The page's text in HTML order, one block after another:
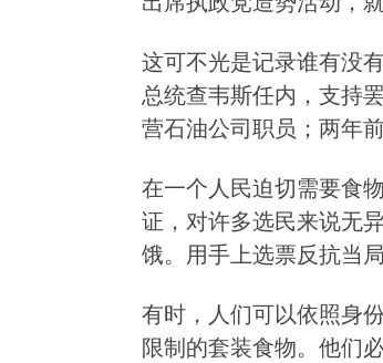
这可不光是记录谁有没
总统查韦斯任内，支持
营石油公司职员；两年
在一个人民迫切需要食
证，对许多选民来说无
饿。用手上选票反抗当
有时，人们可以依照身
限制的套装食物。他们